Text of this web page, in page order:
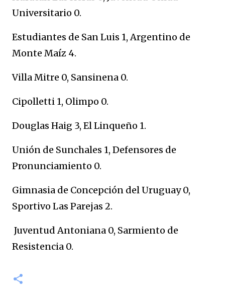
Universitario 0.
Estudiantes de San Luis 1, Argentino de
Monte Maíz 4.
Villa Mitre 0, Sansinena 0.
Cipolletti 1, Olimpo 0.
Douglas Haig 3, El Linqueño 1.
Unión de Sunchales 1, Defensores de
Pronunciamiento 0.
Gimnasia de Concepción del Uruguay 0,
Sportivo Las Parejas 2.
Juventud Antoniana 0, Sarmiento de
Resistencia 0.